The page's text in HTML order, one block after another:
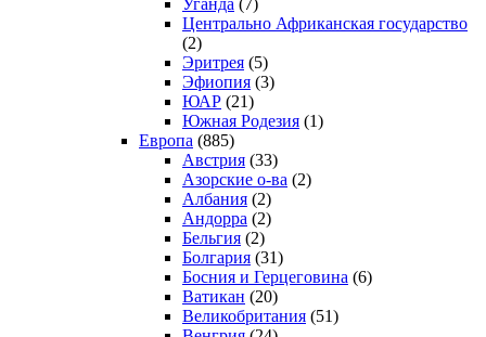
Центрально Африканская государство
(2)
Эритрея (5)
Эфиопия (3)
ЮАР (21)
Южная Родезия (1)
Европа (885)
Австрия (33)
Азорские о-ва (2)
Албания (2)
Андорра (2)
Бельгия (2)
Болгария (31)
Босния и Герцеговина (6)
Ватикан (20)
Великобритания (51)